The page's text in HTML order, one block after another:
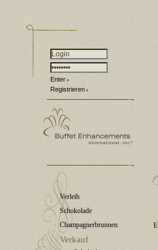
Enter
Registrieren
Verleih
Schokolade
Champagnerbrunnen
Verkauf